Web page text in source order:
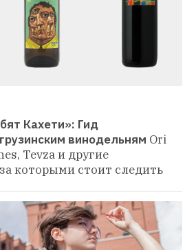
Кахети»: Гид
винодельням Ori
Tevza и другие
которыми стоит следить